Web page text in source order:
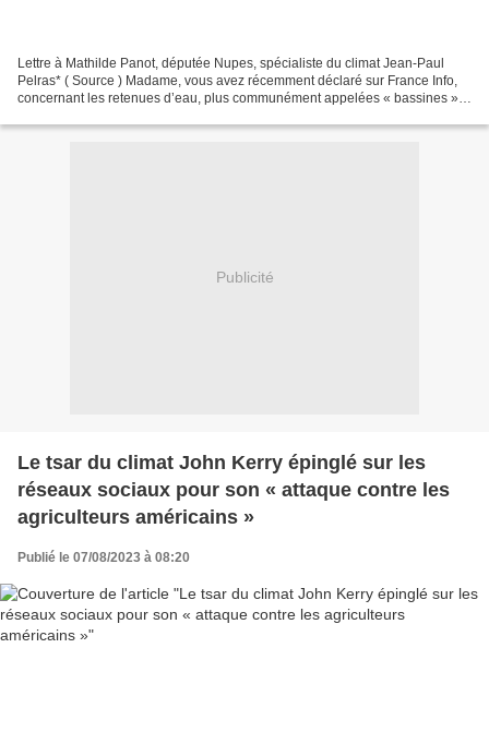
Lettre à Mathilde Panot, députée Nupes, spécialiste du climat Jean-Paul
Pelras* ( Source ) Madame, vous avez récemment déclaré sur France Info,
concernant les retenues d’eau, plus communément appelées « bassines »,
Publicité
Le tsar du climat John Kerry épinglé sur les
réseaux sociaux pour son « attaque contre les
agriculteurs américains »
Publié le 07/08/2023 à 08:20